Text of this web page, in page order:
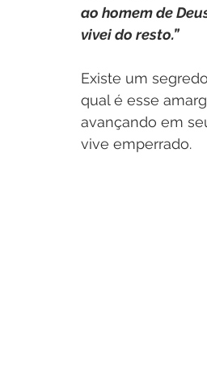
ao homem de
vivei do resto.”
Existe um
qual é esse
avançando em
vive emperrado.